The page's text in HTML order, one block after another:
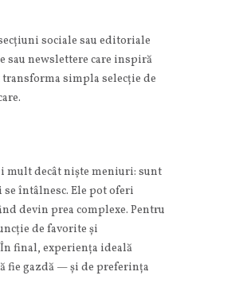
sociale sau editoriale
sau newslettere care inspiră
transforma simpla selecție de
decât niște meniuri: sunt
întâlnesc. Ele pot oferi
devin prea complexe. Pentru
de favorite și
final, experiența ideală
fie gazdă — și de preferința